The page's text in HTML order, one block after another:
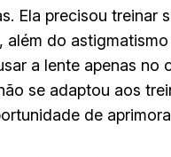
Ela precisou treinar
do
a lente apenas no
se adaptou aos
de